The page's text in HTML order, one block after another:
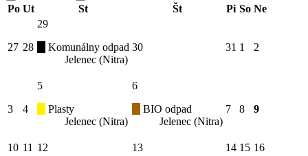
Po Ut St Št Pi So Ne
27 28
29
Komunálny odpad
Jelenec (Nitra)
30 31 1 2
3 4
5
Plasty
Jelenec (Nitra)
6
BIO odpad
Jelenec (Nitra)
7 8 9
10 11 12 13 14 15 16